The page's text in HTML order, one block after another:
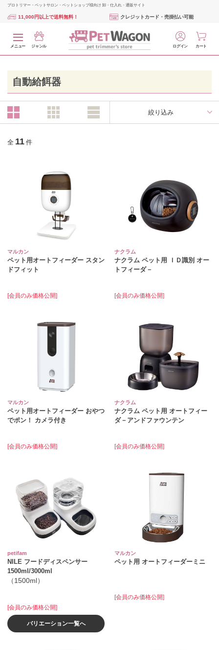
プロトリマー・ペットサロン・ペットショップ様向け 卸・仕入れ・通販サイト
11,000円以上で送料無料！ クレジットカード・売掛払い可能
メニュー ジャンル ログイン カート
自動給餌器
絞り込み
全 11 件
マルカン
ペット用オートフィーダー スタン
ドフィット
[会員のみ価格公開]
ナクラム
ナクラム ペット用 ＩＤ識別 オー
トフィーダ－
[会員のみ価格公開]
マルカン
ペット用オートフィーダー おやつ
でポン！ カメラ付き
[会員のみ価格公開]
ナクラム
ナクラム ペット用 オートフィー
ダ－アンドファウンテン
[会員のみ価格公開]
petifam
NILE フードディスペンサー
1500ml/3000ml
（1500ml）
[会員のみ価格公開]
バリエーション一覧へ
マルカン
ペット用 オートフィーダーミニ
[会員のみ価格公開]